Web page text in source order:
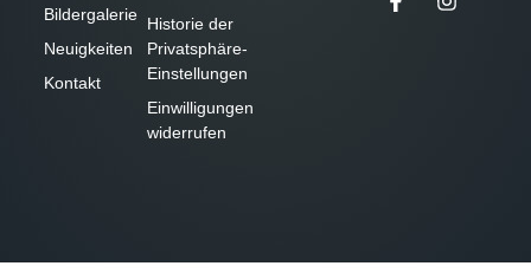
Bildergalerie
Neuigkeiten
Kontakt
Historie der
Privatsphäre-
Einstellungen
Einwilligungen
widerrufen